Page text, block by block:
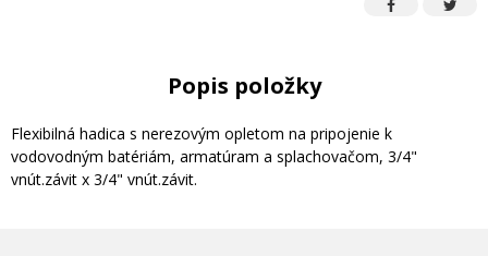
Popis položky
Flexibilná hadica s nerezovým opletom na pripojenie k
vodovodným batériám, armatúram a splachovačom, 3/4"
vnút.závit x 3/4" vnút.závit.